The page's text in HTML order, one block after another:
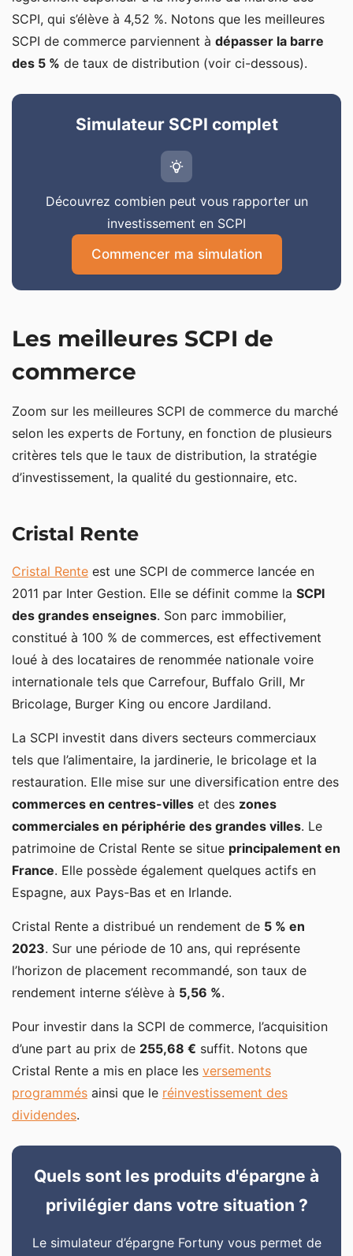
SCPI, qui s’élève à 4,52 %. Notons que les meilleures
SCPI de commerce parviennent à dépasser la barre
des 5 % de taux de distribution (voir ci-dessous).
Simulateur SCPI complet
Découvrez combien peut vous rapporter un
investissement en SCPI
Commencer ma simulation
Les meilleures SCPI de
commerce
Zoom sur les meilleures SCPI de commerce du marché
selon les experts de Fortuny, en fonction de plusieurs
critères tels que le taux de distribution, la stratégie
d’investissement, la qualité du gestionnaire, etc.
Cristal Rente
Cristal Rente est une SCPI de commerce lancée en
2011 par Inter Gestion. Elle se définit comme la SCPI
des grandes enseignes. Son parc immobilier,
constitué à 100 % de commerces, est effectivement
loué à des locataires de renommée nationale voire
internationale tels que Carrefour, Buffalo Grill, Mr
Bricolage, Burger King ou encore Jardiland.
La SCPI investit dans divers secteurs commerciaux
tels que l’alimentaire, la jardinerie, le bricolage et la
restauration. Elle mise sur une diversification entre des
commerces en centres-villes et des zones
commerciales en périphérie des grandes villes. Le
patrimoine de Cristal Rente se situe principalement en
France. Elle possède également quelques actifs en
Espagne, aux Pays-Bas et en Irlande.
Cristal Rente a distribué un rendement de 5 % en
2023. Sur une période de 10 ans, qui représente
l’horizon de placement recommandé, son taux de
rendement interne s’élève à 5,56 %.
Pour investir dans la SCPI de commerce, l’acquisition
d’une part au prix de 255,68 € suffit. Notons que
Cristal Rente a mis en place les versements
programmés ainsi que le réinvestissement des
dividendes.
Quels sont les produits d'épargne à
privilégier dans votre situation ?
Le simulateur d’épargne Fortuny vous permet de